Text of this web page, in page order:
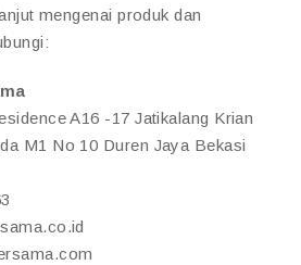
mengenai produk dan
A16 -17 Jatikalang Krian
M1 No 10 Duren Jaya Bekasi